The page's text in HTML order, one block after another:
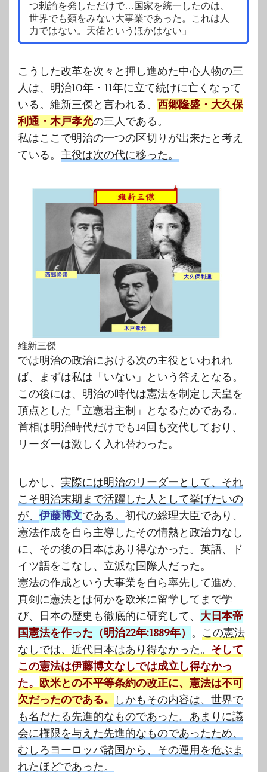
つ勅諭を発しただけで…国家を統一したのは、
世界でも類をみない大事業であった。これは人
力ではない。天佑というほかはない」
こうした改革を次々と押し進めた中心人物の三
人は、明治10年・11年に立て続けに亡くなって
いる。維新三傑と言われる、 西郷隆盛・大久保
利通・木戸孝允の三人である。
私はここで明治の一つの区切りが出来たと考え
ている。 主役は次の代に移った。
維新三傑
では明治の政治における次の主役といわれれ
ば、まずは私は「いない」という答えとなる。
この後には、明治の時代は憲法を制定し天皇を
頂点とした「立憲君主制」となるためである。
首相は明治時代だけでも14回も交代しており、
リーダーは激しく入れ替わった。
しかし、 実際には明治のリーダーとして、それ
こそ明治末期まで活躍した人として挙げたいの
が、 伊藤博文である。 初代の総理大臣であり、
憲法作成を自ら主導したその情熱と政治力なし
に、その後の日本はあり得なかった。英語、ド
イツ語をこなし、立派な国際人だった。
憲法の作成という大事業を自ら率先して進め、
真剣に憲法とは何かを欧米に留学してまで学
び、日本の歴史も徹底的に研究して、 大日本帝
国憲法を作った（明治22年:1889年） 。 この憲法
なしでは、近代日本はあり得なかった。 そして
この憲法は伊藤博文なしでは成立し得なかっ
た。 欧米との不平等条約の改正に、憲法は不可
欠だったのである。
しかもその内容は、世界で
も名だたる先進的なものであった。あまりに議
会に権限を与えた先進的なものであったため、
むしろヨーロッパ諸国から、その運用を危ぶま
れたほどであった。